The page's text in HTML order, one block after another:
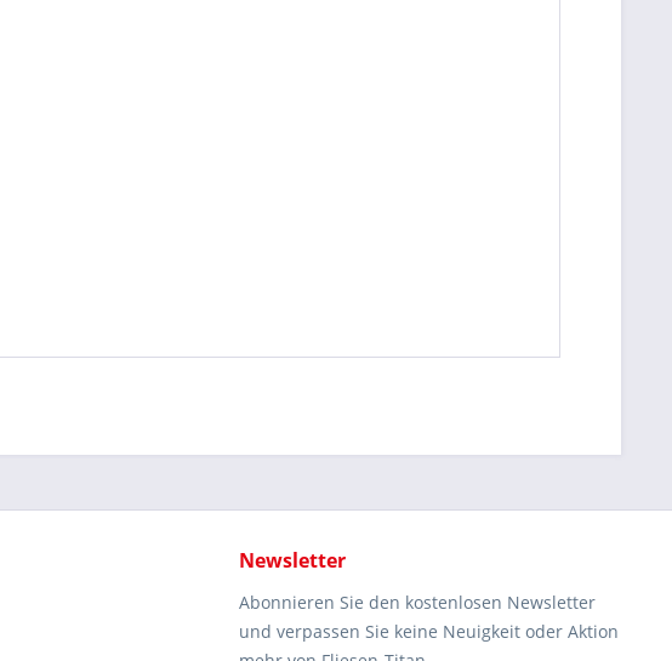
Newsletter
Abonnieren Sie den kostenlosen Newsletter
und verpassen Sie keine Neuigkeit oder Aktion